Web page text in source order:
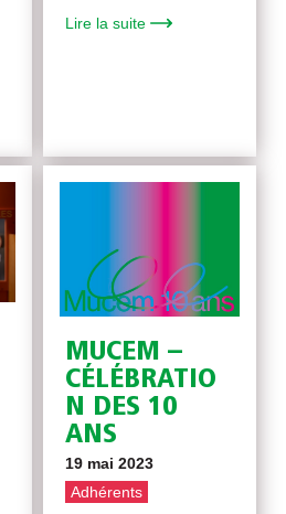
Lire la suite
MUCEM –
CÉLÉBRATIO
N DES 10
ANS
19 mai 2023
Adhérents